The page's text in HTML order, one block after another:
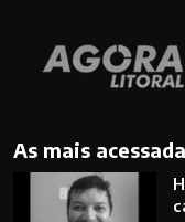
As mais